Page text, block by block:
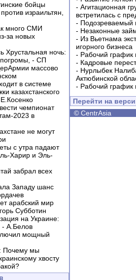
бойцы
израильтян,
много СМИ
за новых
Хрустальная ночь:
погромы, - СП
массово
в системе
казахстанского
чемпионат
2023 в
не могут
с утра падают
Харир и Эль-
забрал всех
Западу шанс
арабский мир
Субботин
на Украине:
- А.Белов
мощный
Почему мы
хвосту
- Агитационная
встретилась с
- Подозреваемый
- Незаконные
- Из Вьетнама
игорного бизнеса
- Рабочий график
- Кадровые
- Нурлыбек
Актюбинской
- Рабочий график
Перейти на
© CentrAsia